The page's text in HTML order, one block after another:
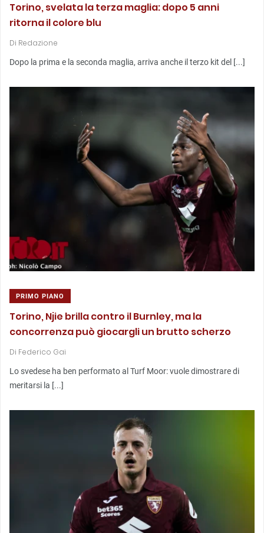
Torino, svelata la terza maglia: dopo 5 anni
ritorna il colore blu
Di Redazione
Dopo la prima e la seconda maglia, arriva anche il terzo kit del [...]
PRIMO PIANO
Torino, Njie brilla contro il Burnley, ma la
concorrenza può giocargli un brutto scherzo
Di Federico Gai
Lo svedese ha ben performato al Turf Moor: vuole dimostrare di
meritarsi la [...]